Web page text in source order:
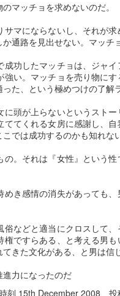
マッチョを求めないのだ。
マにならないし、それが
通路を見出せない。マッチ
功したマッチョは、ジャ
い。マッチョを売り物に
た、という極めつけの了解
頭が上らないというスト
てくれる女房に感謝し、
では成功するのかも知れな
。それは『女性』という
き感情の消失があっても
などと適当にクロスして
ですらある、と考える男
きた文化がある、と男は信
力になったのだ
刻 15th December 2008 、
代には一般に活用されることは
く、ヨーロッパにおいて高く
の基本図の一翼を担ったこと
保を介して得た、この測量図
が描かれるようになったと
ると勝手に認知された者への
相対化している限りでは、そ
意志的向上は、大抵、そのプ
会ってしまうから、自らの序
の優劣度が観念的に把握され
がスキルの前
の先天的な発達障害である
トラム症」の息子を持つ母の
より
画評論・続「レインマン」か
稿です】
る脳の先天的な発達障害であ
う意味）
トラム症」と明記】
提になる。
い個人差を有している現実も
脳の発達異常であることによ
冷厳な現実を無視したら、今も
という、真に不幸なる「負のラ
ず、近年、話題になることが多
機能の障害である
に、アメリカの西海岸で実施
に対象者の認知に働きかけ、思
マープ ）プログラム」（マト
に対して最も効果がある療法と
なろうとした男 ―― フ